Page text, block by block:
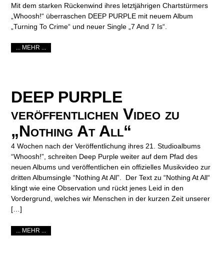
Mit dem starken Rückenwind ihres letztjährigen Chartstürmers
„Whoosh!“ überraschen DEEP PURPLE mit neuem Album
„Turning To Crime“ und neuer Single „7 And 7 Is“.
... MEHR ...
DEEP PURPLE
veröffentlichen Video zu
„Nothing At All“
4 Wochen nach der Veröffentlichung ihres 21. Studioalbums
“Whoosh!”, schreiten Deep Purple weiter auf dem Pfad des
neuen Albums und veröffentlichen ein offizielles Musikvideo zur
dritten Albumsingle “Nothing At All”. Der Text zu “Nothing At All“
klingt wie eine Observation und rückt jenes Leid in den
Vordergrund, welches wir Menschen in der kurzen Zeit unserer
[…]
... MEHR ...